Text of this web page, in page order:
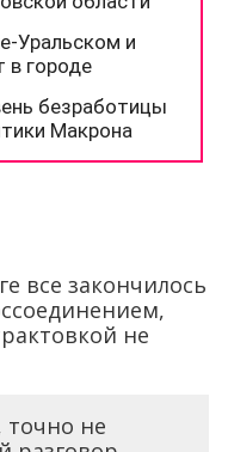
все закончилось
не
не